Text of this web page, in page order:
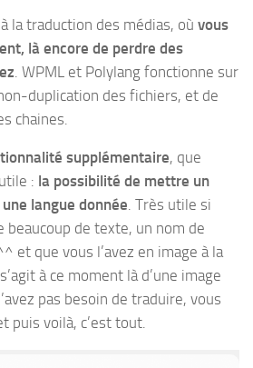
la traduction des médias, où vous
là encore de perdre des
. WPML et Polylang fonctionne sur
duplication des fichiers, et de
chaines.
supplémentaire, que
: la possibilité de mettre un
langue donnée. Très utile si
de texte, un nom de
et que vous l’avez en image à la
à ce moment là d’une image
pas besoin de traduire, vous
puis voilà, c’est tout.